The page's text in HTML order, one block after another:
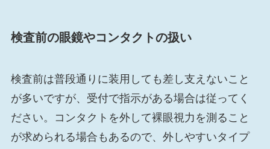
検査前の眼鏡やコンタクトの扱い
検査前は普段通りに装用しても差し支えないこと
が多いですが、受付で指示がある場合は従ってく
ださい。コンタクトを外して裸眼視力を測ること
が求められる場合もあるので、外しやすいタイプ